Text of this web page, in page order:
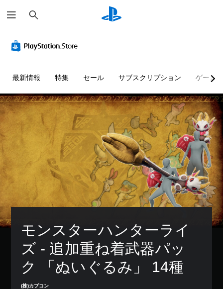
索
最新情報 特集 セール サブスクリプション ゲーム
モンスターハンターライ
ズ - 追加重ね着武器パッ
ク 「ぬいぐるみ」 14種
(株)カプコン